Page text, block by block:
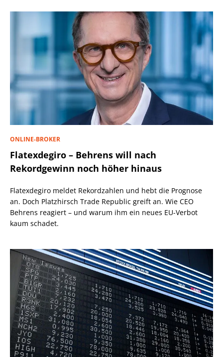
ONLINE-BROKER
Flatexdegiro – Behrens will nach
Rekordgewinn noch höher hinaus
Flatexdegiro meldet Rekordzahlen und hebt die Prognose
an. Doch Platzhirsch Trade Republic greift an. Wie CEO
Behrens reagiert – und warum ihm ein neues EU-Verbot
kaum schadet.